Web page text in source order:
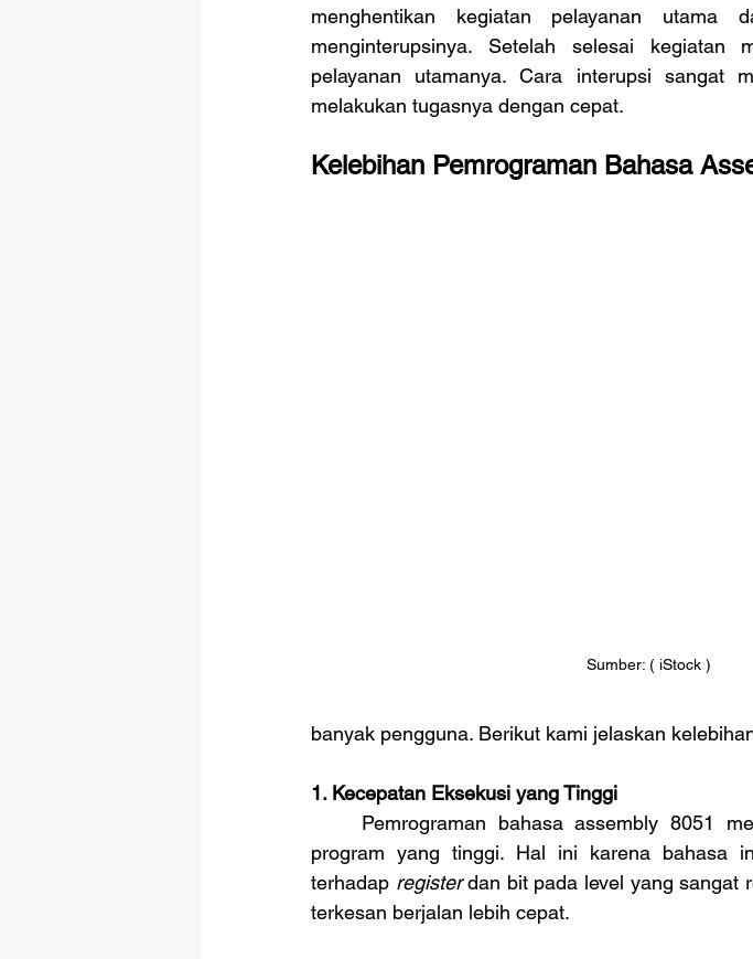
menghentikan kegiatan pelayanan utama
menginterupsinya. Setelah selesai kegiatan
pelayanan utamanya. Cara interupsi sangat
melakukan tugasnya dengan cepat.
Kelebihan Pemrograman Bahasa
Sumber: ( iStock )
banyak pengguna. Berikut kami jelaskan
1. Kecepatan Eksekusi yang Tinggi
program yang tinggi. Hal ini karena bahasa
terhadap register dan bit pada level yang sangat
terkesan berjalan lebih cepat.